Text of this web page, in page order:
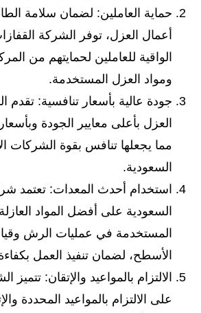
حماية العاملين: لضمان سلامة
أعمال العزل، توفر الشركة
الواقية للعاملين لحمايتهم من
ومواد العزل المستخدمة.
جودة عالية بأسعار تنافسية:
العزل بأعلى معايير الجودة
مما يجعلها تنافس بقوة الشركات
السعودية.
استخدام أحدث المعدات: تعتمد
السعودية على أفضل المواد
المستخدمة في عمليات الرش
الأسطح، لضمان تنفيذ العمل
الالتزام بالمواعيد والإتقان:
على الالتزام بالمواعيد المحددة